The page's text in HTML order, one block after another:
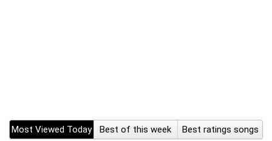
Most Viewed Today Best of this week
Best ratings songs